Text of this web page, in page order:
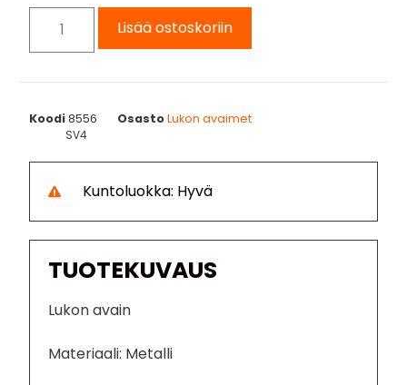
Lisää ostoskoriin
Koodi8556 OsastoLukon avaimet
SV4
Kuntoluokka: Hyvä
TUOTEKUVAUS
Lukon avain
Materiaali: Metalli